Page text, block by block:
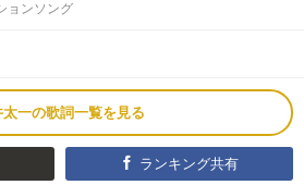
ョンソング
太一の歌詞一覧を見る
ランキング共有